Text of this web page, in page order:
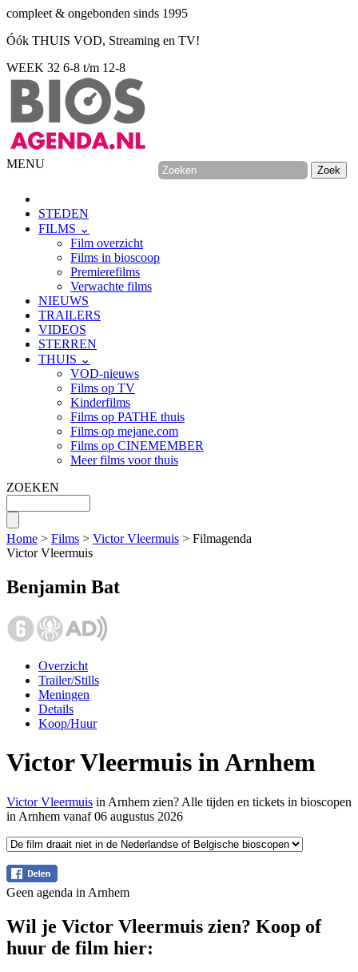
compleet & ongebonden sinds 1995
Óók THUIS VOD, Streaming en TV!
WEEK 32 6-8 t/m 12-8
MENU
STEDEN
FILMS ⌄
Film overzicht
Films in bioscoop
Premierefilms
Verwachte films
NIEUWS
TRAILERS
VIDEOS
STERREN
THUIS ⌄
VOD-nieuws
Films op TV
Kinderfilms
Films op PATHE thuis
Films op mejane.com
Films op CINEMEMBER
Meer films voor thuis
ZOEKEN
Home > Films > Victor Vleermuis > Filmagenda
Victor Vleermuis
Benjamin Bat
Overzicht
Trailer/Stills
Meningen
Details
Koop/Huur
Victor Vleermuis in Arnhem
Victor Vleermuis in Arnhem zien? Alle tijden en tickets in bioscopen
in Arnhem vanaf 06 augustus 2026
Geen agenda in Arnhem
Wil je Victor Vleermuis zien? Koop of
huur de film hier: